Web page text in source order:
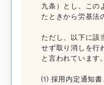
九条）とし、この
たときから労基法
ただし、以下に該
せず取り消しを行
と言われています。
⑴ 採用内定通知書